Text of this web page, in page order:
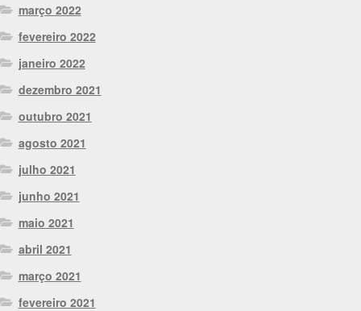
março 2022
fevereiro 2022
janeiro 2022
dezembro 2021
outubro 2021
agosto 2021
julho 2021
junho 2021
maio 2021
abril 2021
março 2021
fevereiro 2021